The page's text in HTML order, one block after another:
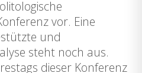
vor. Eine
und
steht noch aus.
dieser Konferenz